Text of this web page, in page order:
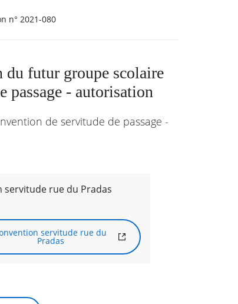
n° 2021-080
futur groupe scolaire
passage - autorisation
de servitude de passage -
servitude rue du Pradas
servitude rue du
Pradas